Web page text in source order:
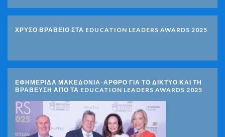
ΧΡΥΣΟ ΒΡΑΒΕΙΟ ΣΤΑ EDUCATION LEADERS AWARDS 2025
ΕΦΗΜΕΡΙΔΑ ΜΑΚΕΔΟΝΙΑ-ΑΡΘΡΟ ΓΙΑ ΤΟ ΔΙΚΤΥΟ ΚΑΙ ΤΗ
ΒΡΑΒΕΥΣΗ ΑΠΟ ΤΑ EDUCATION LEADERS AWARDS 2025